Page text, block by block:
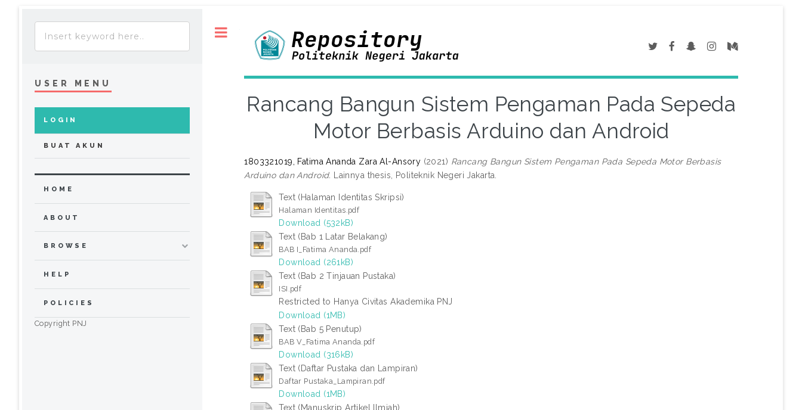
Rancang Bangun Sistem Pengaman Pada Sepeda
Motor Berbasis Arduino dan Android
1803321019, Fatima Ananda Zara Al-Ansory (2021) Rancang Bangun Sistem Pengaman Pada Sepeda Motor Berbasis
Arduino dan Android. Lainnya thesis, Politeknik Negeri Jakarta.
Text (Halaman Identitas Skripsi)
Halaman Identitas.pdf
Download (532kB)
Text (Bab 1 Latar Belakang)
BAB I_Fatima Ananda.pdf
Download (261kB)
Text (Bab 2 Tinjauan Pustaka)
ISI.pdf
Restricted to Hanya Civitas Akademika PNJ
Download (1MB)
Text (Bab 5 Penutup)
BAB V_Fatima Ananda.pdf
Download (316kB)
Text (Daftar Pustaka dan Lampiran)
Daftar Pustaka_Lampiran.pdf
Download (1MB)
Text (Manuskrip Artikel Ilmiah)
USER MENU
LOGIN
BUAT AKUN
HOME
ABOUT
BROWSE
HELP
POLICIES
Copyright PNJ
Toggle